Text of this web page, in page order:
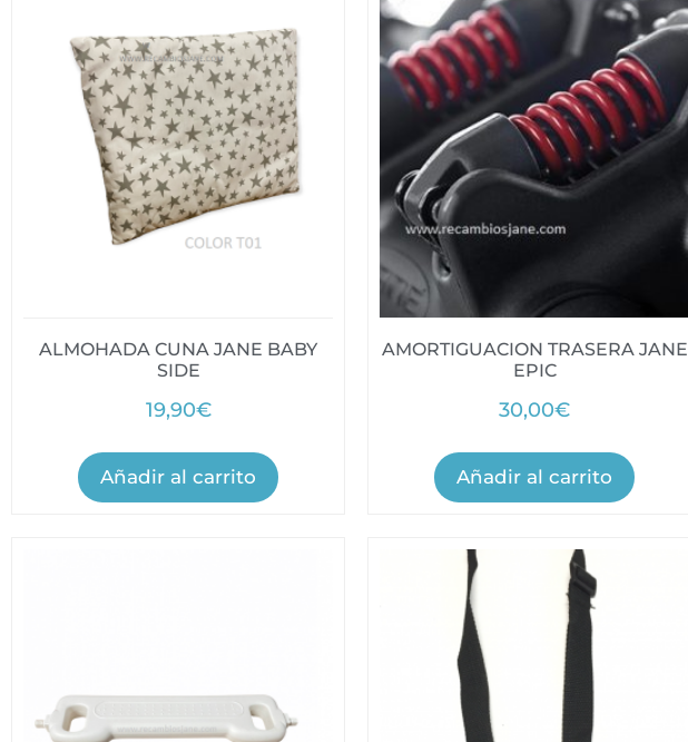
ALMOHADA CUNA JANE BABY
SIDE
19,90€
Añadir al carrito
AMORTIGUACION TRASERA JANE
EPIC
30,00€
Añadir al carrito